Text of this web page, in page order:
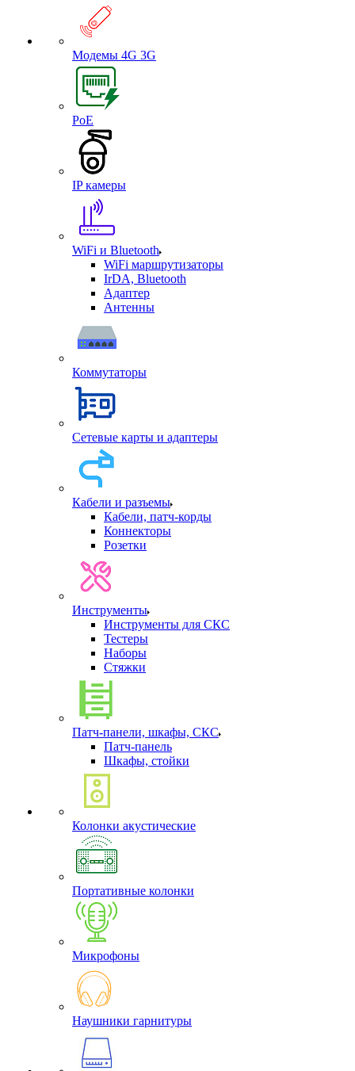
Модемы 4G 3G
PoE
IP камеры
WiFi и Bluetooth
WiFi маршрутизаторы
IrDA, Bluetooth
Адаптер
Антенны
Коммутаторы
Сетевые карты и адаптеры
Кабели и разъемы
Кабели, патч-корды
Коннекторы
Розетки
Инструменты
Инструменты для СКС
Тестеры
Наборы
Стяжки
Патч-панели, шкафы, СКС
Патч-панель
Шкафы, стойки
Колонки акустические
Портативные колонки
Микрофоны
Наушники гарнитуры